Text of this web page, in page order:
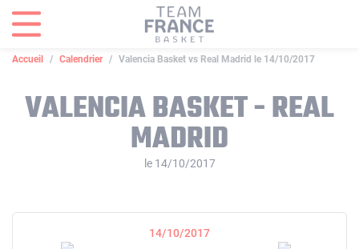
Accueil Calendrier Valencia Basket vs Real Madrid le 14/10/2017
VALENCIA BASKET - REAL
MADRID
le 14/10/2017
14/10/2017
Panneau de gestion des cookies